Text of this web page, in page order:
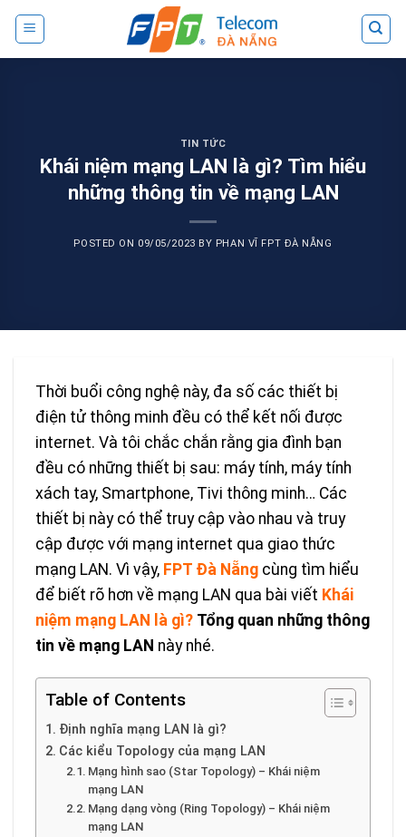
Skip
content
TIN TỨC
Khái niệm mạng LAN là gì? Tìm hiểu
những thông tin về mạng LAN
POSTED ON 09/05/2023 BY PHAN VĨ FPT ĐÀ NẴNG
Thời buổi công nghệ này, đa số các thiết bị
điện tử thông minh đều có thể kết nối được
internet. Và tôi chắc chắn rằng gia đình bạn
đều có những thiết bị sau: máy tính, máy tính
xách tay, Smartphone, Tivi thông minh… Các
thiết bị này có thể truy cập vào nhau và truy
cập được với mạng internet qua giao thức
mạng LAN. Vì vậy, F PT Đà Nẵng cùng tìm hiểu
để biết rõ hơn về mạng LAN qua bài viết Khái
niệm mạng LAN là gì? Tổng quan những thông
tin về mạng LAN này nhé.
Table of Contents
Định nghĩa mạng LAN là gì?
Các kiểu Topology của mạng LAN
Mạng hình sao (Star Topology) – Khái niệm
mạng LAN
Mạng dạng vòng (Ring Topology) – Khái niệm
mạng LAN